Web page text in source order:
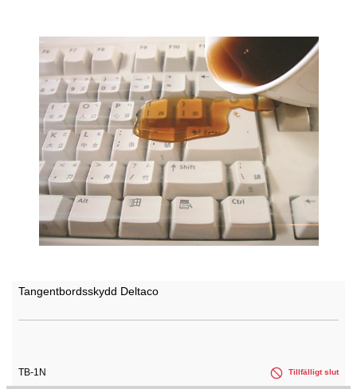
Tangentbordsskydd Deltaco
TB-1N Tillfälligt slut